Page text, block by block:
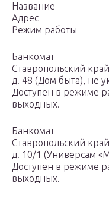
Название
Адрес
Режим работы
Банкомат
Ставропольский
д. 48 (Дом быта), не
Доступен в режиме
выходных.
Банкомат
Ставропольский
д. 10/1 (Универсам
Доступен в режиме
выходных.